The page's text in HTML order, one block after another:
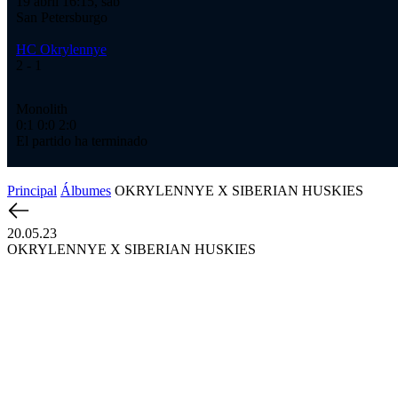
San Petersburgo
HC Okrylennye
2 - 1
Monolith
0:1 0:0 2:0
El partido ha terminado
Principal Álbumes OKRYLENNYE X SIBERIAN HUSKIES
20.05.23
OKRYLENNYE X SIBERIAN HUSKIES